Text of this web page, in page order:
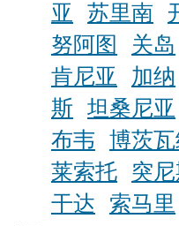
亚
苏里南
努阿图
关岛
肯尼亚
加纳
斯 坦桑尼亚
布韦
博茨瓦
莱索托
突
干达
索马里